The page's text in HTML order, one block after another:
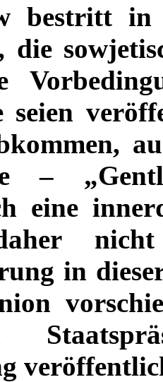
bestritt in
die
seien
–
eine
nicht
in